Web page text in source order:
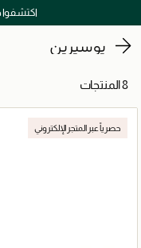
اكتشفوا
يوسيرين
8 المنتجات
حصرياً عبر المتجر الإلكتروني